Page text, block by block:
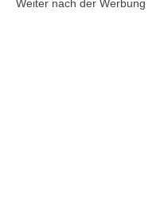
Weiter nach der Werbung